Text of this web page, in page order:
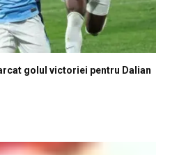
golul victoriei pentru Dalian